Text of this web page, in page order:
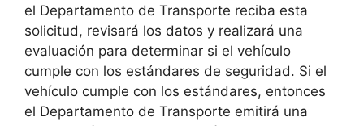
el Departamento de Transporte reciba esta
solicitud, revisará los datos y realizará una
evaluación para determinar si el vehículo
cumple con los estándares de seguridad. Si el
vehículo cumple con los estándares, entonces
el Departamento de Transporte emitirá una